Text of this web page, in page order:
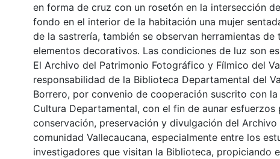
en forma de cruz con un rosetón en la intersección
fondo en el interior de la habitación una mujer
de la sastrería, también se observan herramientas de
elementos decorativos. Las condiciones de luz son
El Archivo del Patrimonio Fotográfico y Fílmico del
responsabilidad de la Biblioteca Departamental del
Borrero, por convenio de cooperación suscrito con la
Cultura Departamental, con el fin de aunar esfuerzos
conservación, preservación y divulgación del Archivo
comunidad Vallecaucana, especialmente entre los
investigadores que visitan la Biblioteca, propiciando